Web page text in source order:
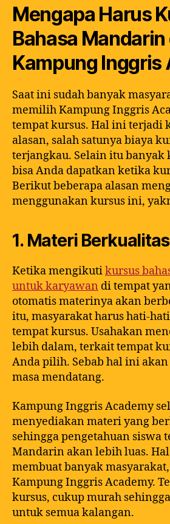
Mengapa Harus
Bahasa Mandarin
Kampung Inggris
Saat ini sudah banyak
memilih Kampung Inggris
tempat kursus. Hal ini terjadi
alasan, salah satunya biaya
terjangkau. Selain itu banyak
bisa Anda dapatkan ketika
Berikut beberapa alasan
menggunakan kursus ini,
1. Materi Berkualitas
Ketika mengikutikursus
untuk karyawan di tempat
otomatis materinya akan
itu, masyarakat harus hati-
tempat kursus. Usahakan
lebih dalam, terkait tempat
Anda pilih. Sebab hal ini
masa mendatang.
Kampung Inggris Academy
menyediakan materi yang
sehingga pengetahuan siswa
Mandarin akan lebih luas.
membuat banyak
Kampung Inggris Academy.
kursus, cukup murah
untuk semua kalangan.